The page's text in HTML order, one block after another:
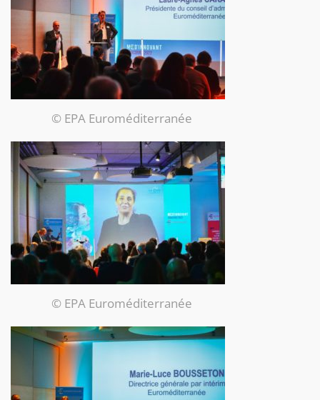
© EPA Euroméditerranée
© EPA Euroméditerranée